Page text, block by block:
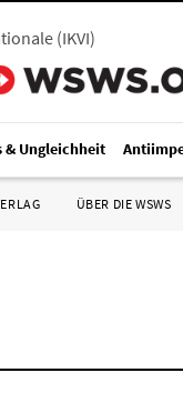
(IKVI)
& Ungleichheit
ÜBER DIE WSWS